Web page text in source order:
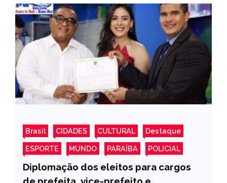
Brasil CIDADES CULTURAL Destaque
ESPORTE MUNDO PARAÍBA POLICIAL
Diplomação dos eleitos para cargos